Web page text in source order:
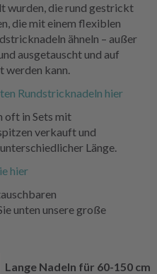
wurden, die rund gestrickt
die mit einem flexiblen
ähneln – außer
ausgetauscht und auf
werden kann.
Rundstricknadeln hier
oft in Sets mit
verkauft und
Länge.
hier
unten unsere große
Lange Nadeln für 60-150 cm